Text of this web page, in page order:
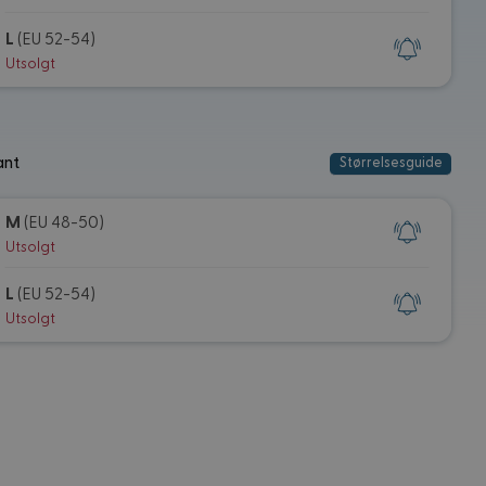
L (EU 52-54)
Utsolgt
Størrelsesguide
M (EU 48-50)
Utsolgt
L (EU 52-54)
Utsolgt